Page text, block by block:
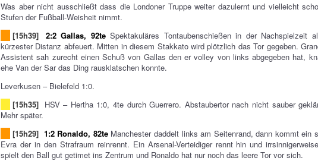
Was aber nicht ausschließt dass die Londoner Truppe weiter dazulernt und vielleicht
Stufen der Fußball-Weisheit nimmt.
[15h39]
2:2 Gallas, 92teSpektakuläres Tontaubenschießen in der Nachspielzeit
kürzester Distanz abfeuert. Mitten in diesem Stakkato wird plötzlich das Tor gegeben.
Assistent sah zurecht einen Schuß von Gallas den er volley von links abgegeben hat,
ehe Van der Sar das Ding rausklatschen konnte.
Leverkusen – Bielefeld 1:0.
[15h35] HSV – Hertha 1:0, 4te durch Guerrero. Abstaubertor nach nicht sauber
Mehr später.
[15h29] 1:2 Ronaldo, 82teManchester daddelt links am Seitenrand, dann kommt ein
Evra der in den Strafraum reinrennt. Ein Arsenal-Verteidiger rennt hin und
spielt den Ball gut getimet ins Zentrum und Ronaldo hat nur noch das leere Tor vor sich.